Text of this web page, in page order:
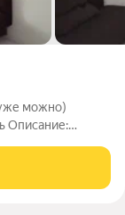
можно)
Описание: